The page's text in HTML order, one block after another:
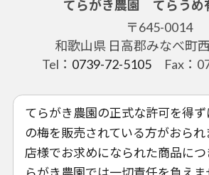
てらがき農園 てらうめ
〒645-0014
和歌山県 日高郡みなべ町
Tel： 0739-72-5105 Fax：
てらがき農園の正式な許可を得
の梅を販売されている方がおられ
店様でお求めになられた商品に